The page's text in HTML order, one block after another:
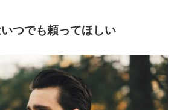
つでも頼ってほしい